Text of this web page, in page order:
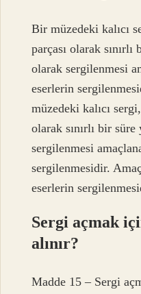
Bir müzedeki kalıcı
parçası olarak
olarak sergilenmesi
eserlerin
müzedeki kalıcı
olarak sınırlı bir
sergilenmesi
sergilenmesidir.
eserlerin
Sergi açmak
alınır?
Madde 15 – Sergi